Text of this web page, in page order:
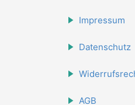
Impressum
Datenschutz
AGB